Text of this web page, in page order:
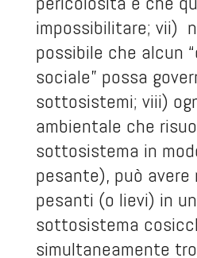
impossibilitare; vii)
possibile che alcun
sociale” possa
sottosistemi; viii)
ambientale che
sottosistema in
pesante), può avere
pesanti (o lievi) in
sottosistema
simultaneamente